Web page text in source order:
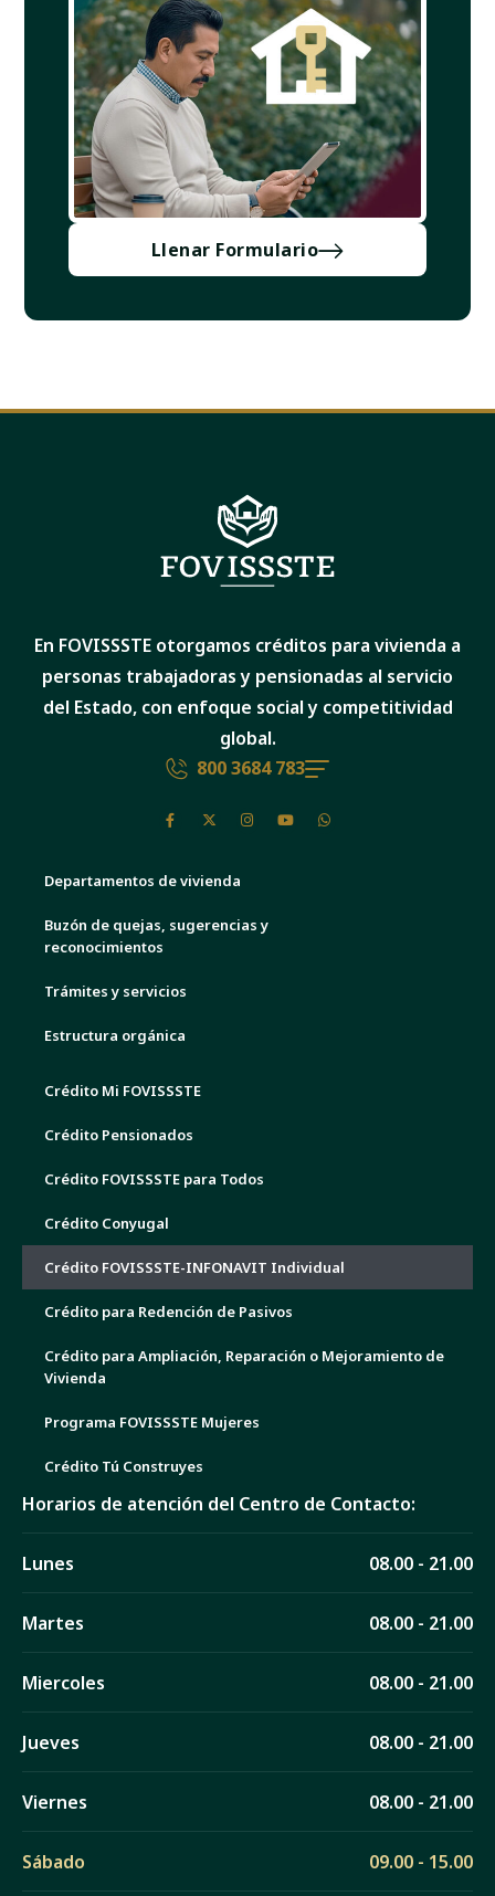
Llenar Formulario
En FOVISSSTE otorgamos créditos para vivienda a
personas trabajadoras y pensionadas al servicio
del Estado, con enfoque social y competitividad
global.
800 3684 783
Departamentos de vivienda
Buzón de quejas, sugerencias y
reconocimientos
Trámites y servicios
Estructura orgánica
Crédito Mi FOVISSSTE
Crédito Pensionados
Crédito FOVISSSTE para Todos
Crédito Conyugal
Crédito FOVISSSTE-INFONAVIT Individual
Crédito para Redención de Pasivos
Crédito para Ampliación, Reparación o Mejoramiento de
Vivienda
Programa FOVISSSTE Mujeres
Crédito Tú Construyes
Horarios de atención del Centro de Contacto:
Lunes 08.00 - 21.00
Martes 08.00 - 21.00
Miercoles 08.00 - 21.00
Jueves 08.00 - 21.00
Viernes 08.00 - 21.00
Sábado 09.00 - 15.00